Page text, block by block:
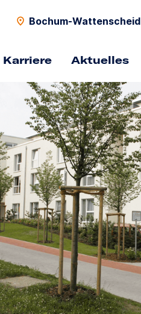
Bochum-Wattenscheid
Karriere Aktuelles